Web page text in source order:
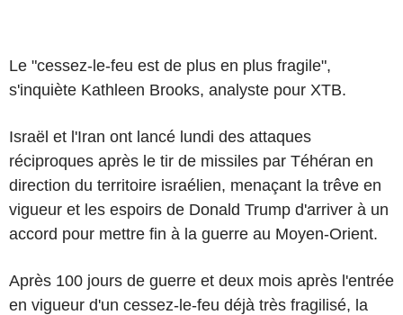
Le "cessez-le-feu est de plus en plus fragile",
s'inquiète Kathleen Brooks, analyste pour XTB.
Israël et l'Iran ont lancé lundi des attaques
réciproques après le tir de missiles par Téhéran en
direction du territoire israélien, menaçant la trêve en
vigueur et les espoirs de Donald Trump d'arriver à un
accord pour mettre fin à la guerre au Moyen-Orient.
Après 100 jours de guerre et deux mois après l'entrée
en vigueur d'un cessez-le-feu déjà très fragilisé, la